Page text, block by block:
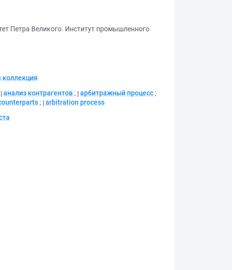
Петра Великого. Институт промышленного
анализ контрагентов ; арбитражный процесс ;
; arbitration process